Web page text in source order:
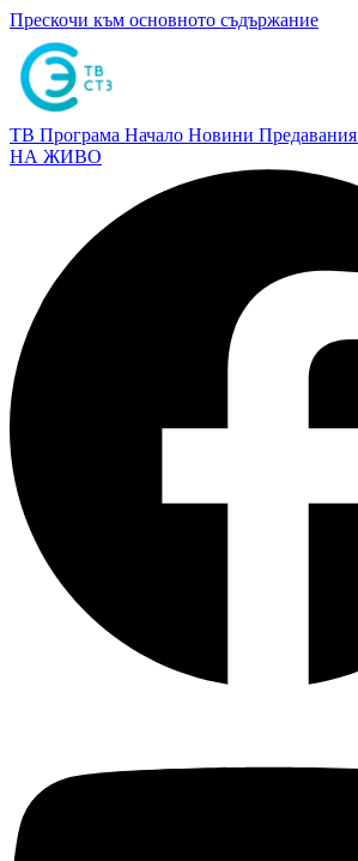
Прескочи към основното съдържание
ТВ Програма Начало Новини Предавания
НА ЖИВО